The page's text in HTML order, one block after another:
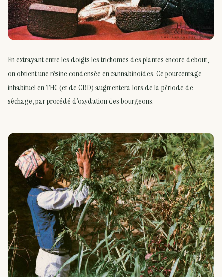
En extrayant entre les doigts les trichomes des plantes encore debout,
on obtient une résine condensée en cannabinoides. Ce pourcentage
inhabituel en THC (et de CBD) augmentera lors de la période de
séchage, par procédé d’oxydation des bourgeons.